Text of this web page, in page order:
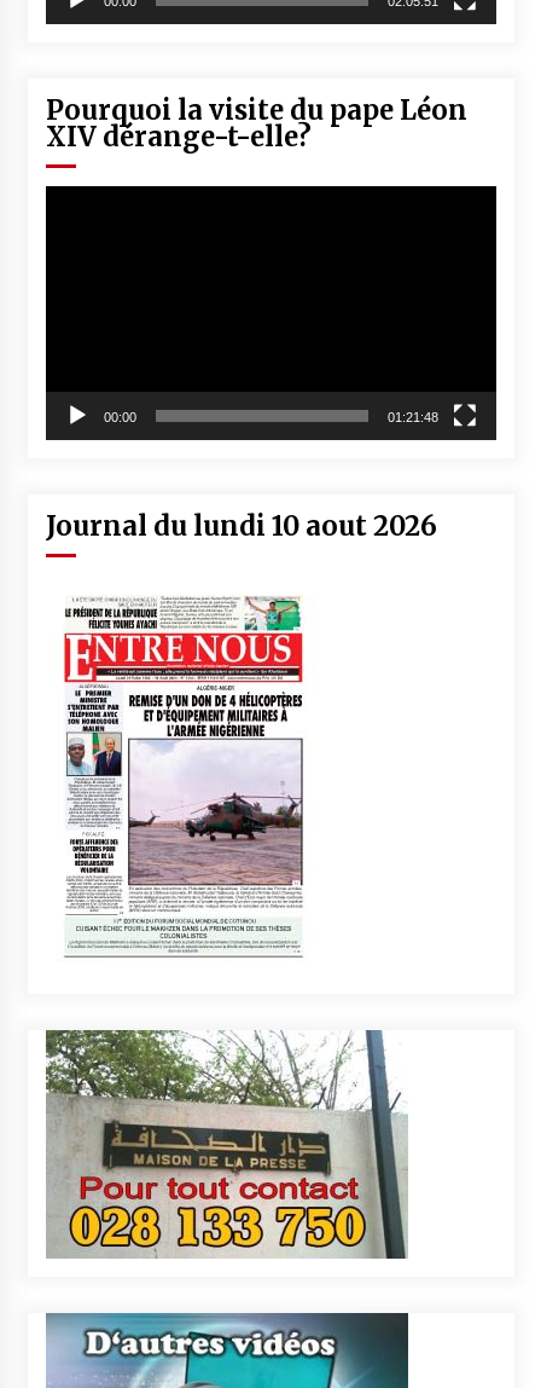
Pourquoi la visite du pape Léon
XIV dérange-t-elle?
00:00 01:21:48
Journal du lundi 10 aout 2026